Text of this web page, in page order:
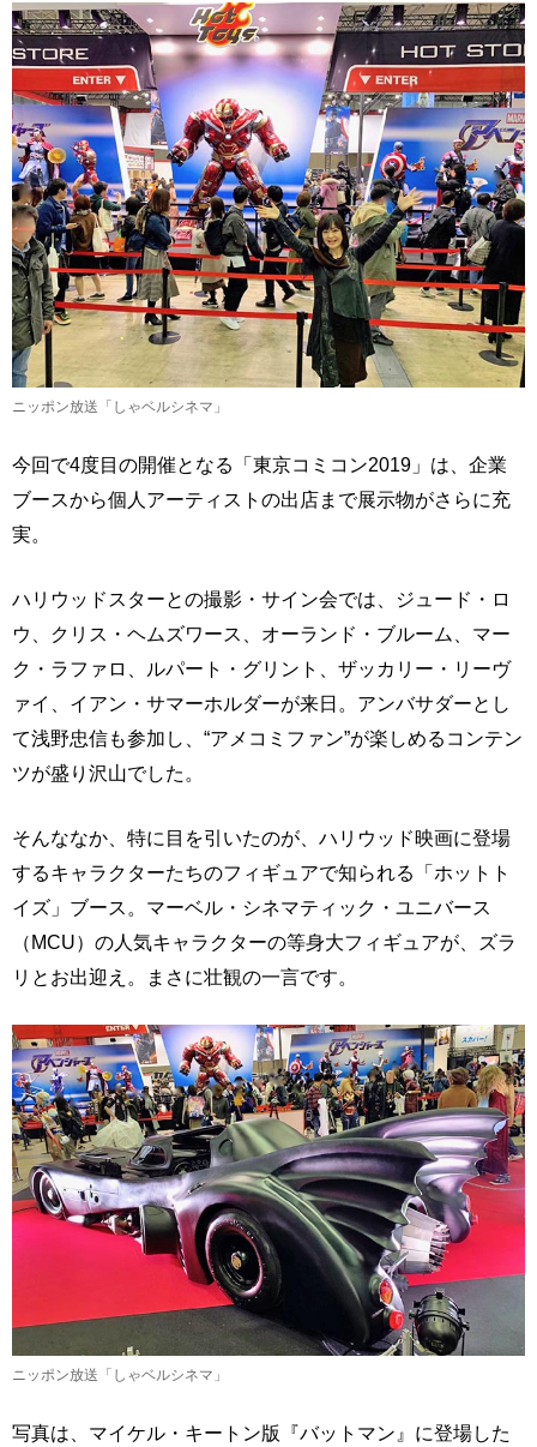
ニッポン放送「しゃベルシネマ」
今回で4度目の開催となる「東京コミコン2019」は、企業
ブースから個人アーティストの出店まで展示物がさらに充
実。
ハリウッドスターとの撮影・サイン会では、ジュード・ロ
ウ、クリス・ヘムズワース、オーランド・ブルーム、マー
ク・ラファロ、ルパート・グリント、ザッカリー・リーヴ
ァイ、イアン・サマーホルダーが来日。アンバサダーとし
て浅野忠信も参加し、“アメコミファン”が楽しめるコンテン
ツが盛り沢山でした。
そんななか、特に目を引いたのが、ハリウッド映画に登場
するキャラクターたちのフィギュアで知られる「ホットト
イズ」ブース。マーベル・シネマティック・ユニバース
（MCU）の人気キャラクターの等身大フィギュアが、ズラ
リとお出迎え。まさに壮観の一言です。
ニッポン放送「しゃベルシネマ」
写真は、マイケル・キートン版『バットマン』に登場した